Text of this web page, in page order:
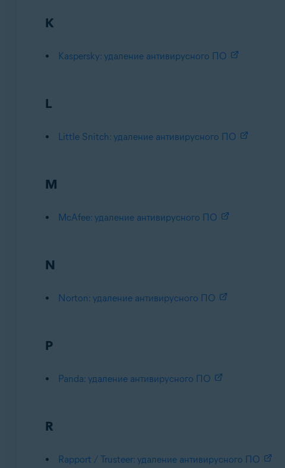
K
Kaspersky: удаление антивирусного ПО
L
Little Snitch: удаление антивирусного ПО
M
McAfee: удаление антивирусного ПО
N
Norton: удаление антивирусного ПО
P
Panda: удаление антивирусного ПО
R
Rapport / Trusteer: удаление антивирусного ПО